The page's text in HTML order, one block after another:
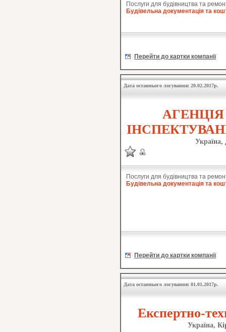
Послуги для будівництва та
Будівельна документація та
Перейти до картки компанії
Дата останнього логування: 20.02.2017р.
Україна,
Послуги для будівництва та
Будівельна документація та
Перейти до картки компанії
Дата останнього логування: 01.01.2017р.
Експертно-
Україна,